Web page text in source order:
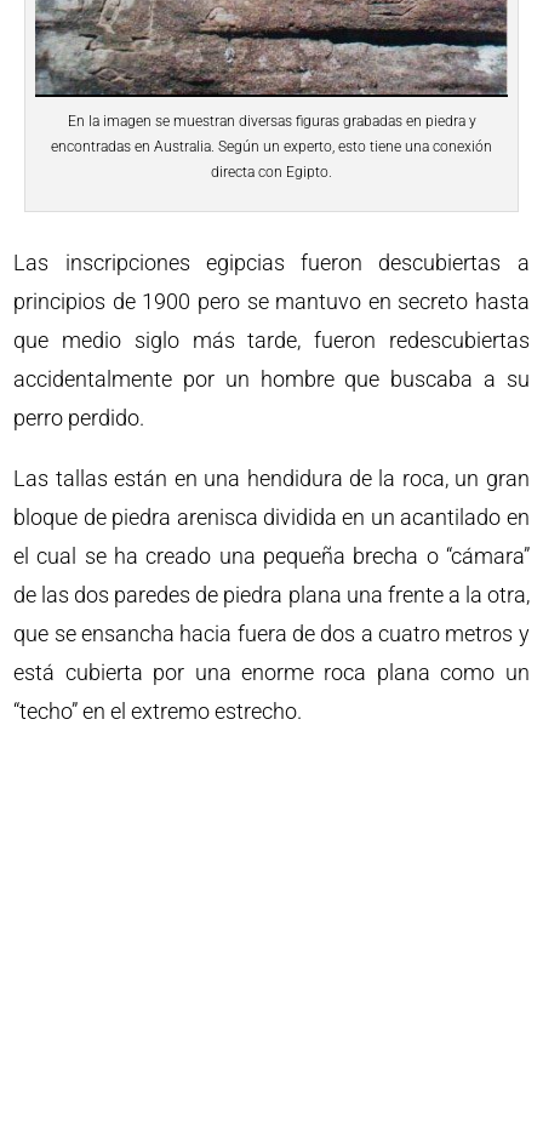
En la imagen se muestran diversas figuras grabadas en piedra y
encontradas en Australia. Según un experto, esto tiene una conexión
directa con Egipto.
Las inscripciones egipcias fueron descubiertas a
principios de 1900 pero se mantuvo en secreto hasta
que medio siglo más tarde, fueron redescubiertas
accidentalmente por un hombre que buscaba a su
perro perdido.
Las tallas están en una hendidura de la roca, un gran
bloque de piedra arenisca dividida en un acantilado en
el cual se ha creado una pequeña brecha o “cámara”
de las dos paredes de piedra plana una frente a la otra,
que se ensancha hacia fuera de dos a cuatro metros y
está cubierta por una enorme roca plana como un
“techo” en el extremo estrecho.